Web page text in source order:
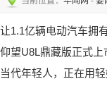
让1.1亿辆电动汽车拥
仰望U8L鼎藏版正式上
当代年轻人，正在用